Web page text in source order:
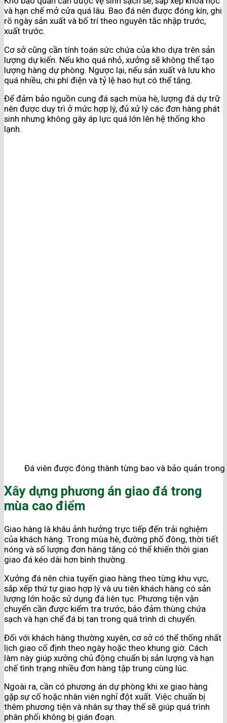
và hạn chế mở cửa quá lâu. Bao đá nên được đóng kín, ghi
rõ ngày sản xuất và bố trí theo nguyên tắc nhập trước,
xuất trước.
Cơ sở cũng cần tính toán sức chứa của kho dựa trên sản
lượng dự kiến. Nếu kho quá nhỏ, xưởng sẽ không thể tạo
lượng hàng dự phòng. Ngược lại, nếu sản xuất và lưu kho
quá nhiều, chi phí điện và tỷ lệ hao hụt có thể tăng.
Để đảm bảo nguồn cung đá sạch mùa hè, lượng đá dự trữ
nên được duy trì ở mức hợp lý, đủ xử lý các đơn hàng phát
sinh nhưng không gây áp lực quá lớn lên hệ thống kho
lạnh.
Đá viên được đóng thành từng bao và bảo quản trong
Xây dựng phương án giao đá trong
mùa cao điểm
Giao hàng là khâu ảnh hưởng trực tiếp đến trải nghiệm
của khách hàng. Trong mùa hè, đường phố đông, thời tiết
nóng và số lượng đơn hàng tăng có thể khiến thời gian
giao đá kéo dài hơn bình thường.
Xưởng đá nên chia tuyến giao hàng theo từng khu vực,
sắp xếp thứ tự giao hợp lý và ưu tiên khách hàng có sản
lượng lớn hoặc sử dụng đá liên tục. Phương tiện vận
chuyển cần được kiểm tra trước, bảo đảm thùng chứa
sạch và hạn chế đá bị tan trong quá trình di chuyển.
Đối với khách hàng thường xuyên, cơ sở có thể thống nhất
lịch giao cố định theo ngày hoặc theo khung giờ. Cách
làm này giúp xưởng chủ động chuẩn bị sản lượng và hạn
chế tình trạng nhiều đơn hàng tập trung cùng lúc.
Ngoài ra, cần có phương án dự phòng khi xe giao hàng
gặp sự cố hoặc nhân viên nghỉ đột xuất. Việc chuẩn bị
thêm phương tiện và nhân sự thay thế sẽ giúp quá trình
phân phối không bị gián đoạn.